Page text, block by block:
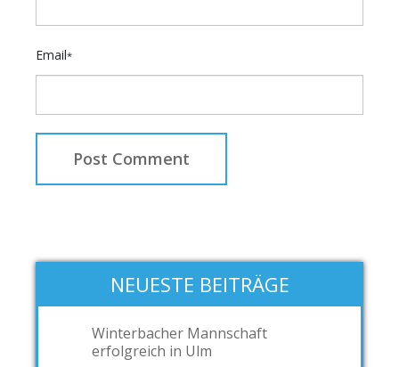
Email*
NEUESTE BEITRÄGE
Winterbacher Mannschaft
erfolgreich in Ulm